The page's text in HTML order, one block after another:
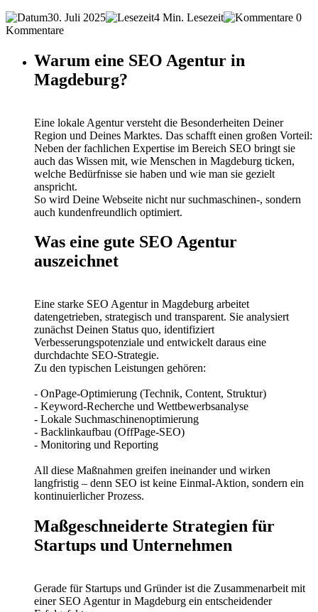
30. Juli 2025
4 Min. Lesezeit
0
Kommentare
Warum eine SEO Agentur in
Magdeburg?
Eine lokale Agentur versteht die Besonderheiten Deiner
Region und Deines Marktes. Das schafft einen großen Vorteil:
Neben der fachlichen Expertise im Bereich SEO bringt sie
auch das Wissen mit, wie Menschen in Magdeburg ticken,
welche Bedürfnisse sie haben und wie man sie gezielt
anspricht.
So wird Deine Webseite nicht nur suchmaschinen-, sondern
auch kundenfreundlich optimiert.
Was eine gute SEO Agentur
auszeichnet
Eine starke SEO Agentur in Magdeburg arbeitet
datengetrieben, strategisch und transparent. Sie analysiert
zunächst Deinen Status quo, identifiziert
Verbesserungspotenziale und entwickelt daraus eine
durchdachte SEO-Strategie.
Zu den typischen Leistungen gehören:
- OnPage-Optimierung (Technik, Content, Struktur)
- Keyword-Recherche und Wettbewerbsanalyse
- Lokale Suchmaschinenoptimierung
- Backlinkaufbau (OffPage-SEO)
- Monitoring und Reporting
All diese Maßnahmen greifen ineinander und wirken
langfristig – denn SEO ist keine Einmal-Aktion, sondern ein
kontinuierlicher Prozess.
Maßgeschneiderte Strategien für
Startups und Unternehmen
Gerade für Startups und Gründer ist die Zusammenarbeit mit
einer SEO Agentur in Magdeburg ein entscheidender